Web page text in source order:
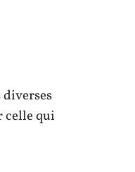
diverses
celle qui